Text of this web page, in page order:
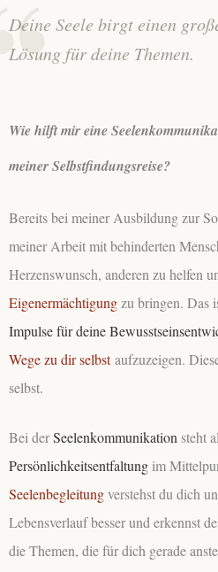
Deine Seele birgt einen
Lösung für deine Themen.
Wie hilft mir eine
meiner Selbstfindungsreise?
Bereits bei meiner Ausbildung zur
meiner Arbeit mit behinderten
Herzenswunsch, anderen zu helfen
Eigenermächtigung zu bringen. Das
Impulse für deine
Wege zu dir selbst aufzuzeigen.
selbst.
Bei derSeelenkommunikation steht
Persönlichkeitsentfaltung im
Seelenbegleitungverstehst du dich
Lebensverlauf besser und erkennst
die Themen, die für dich gerade